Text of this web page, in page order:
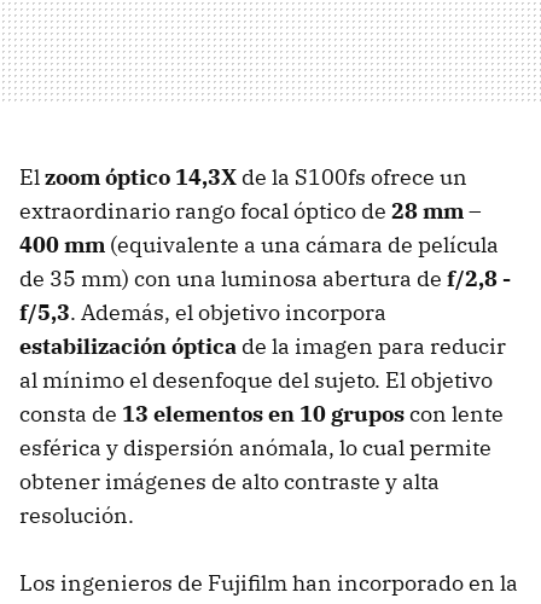
Elzoom óptico 14,3X de la S100fs ofrece un
extraordinario rango focal óptico de 28 mm –
400 mm (equivalente a una cámara de película
de 35 mm) con una luminosa abertura de f/2,8 -
f/5,3. Además, el objetivo incorpora
estabilización óptica de la imagen para reducir
al mínimo el desenfoque del sujeto. El objetivo
consta de 13 elementos en 10 gruposcon lente
esférica y dispersión anómala, lo cual permite
obtener imágenes de alto contraste y alta
resolución.
Los ingenieros de Fujifilm han incorporado en la